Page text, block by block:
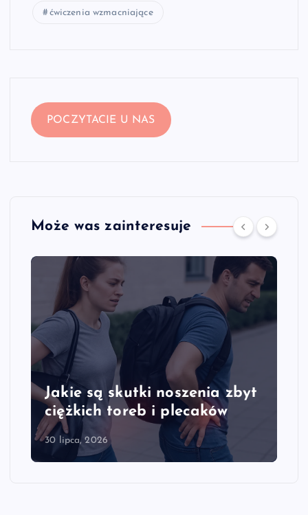
ćwiczenia wzmacniające
POCZYTACIE U NAS
Może was zainteresuje
Jakie są skutki noszenia zbyt
ciężkich toreb i plecaków
30 lipca, 2026